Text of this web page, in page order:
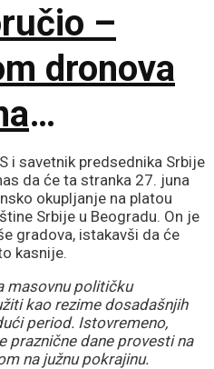
–
dronova
sila
i savetnik predsednika Srbije
da će ta stranka 27. juna
okupljanje na platou
Srbije u Beogradu. On je
gradova, istakavši da će
kasnije.
masovnu političku
kao rezime dosadašnjih
period. Istovremeno,
praznične dane provesti na
na južnu pokrajinu.